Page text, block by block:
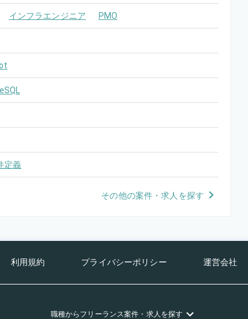
インフラエンジニア PMO
定義
その他の案件・求人を探す
利用規約 プライバシーポリシー 運営会社
職種からフリーランス案件・求人を探す